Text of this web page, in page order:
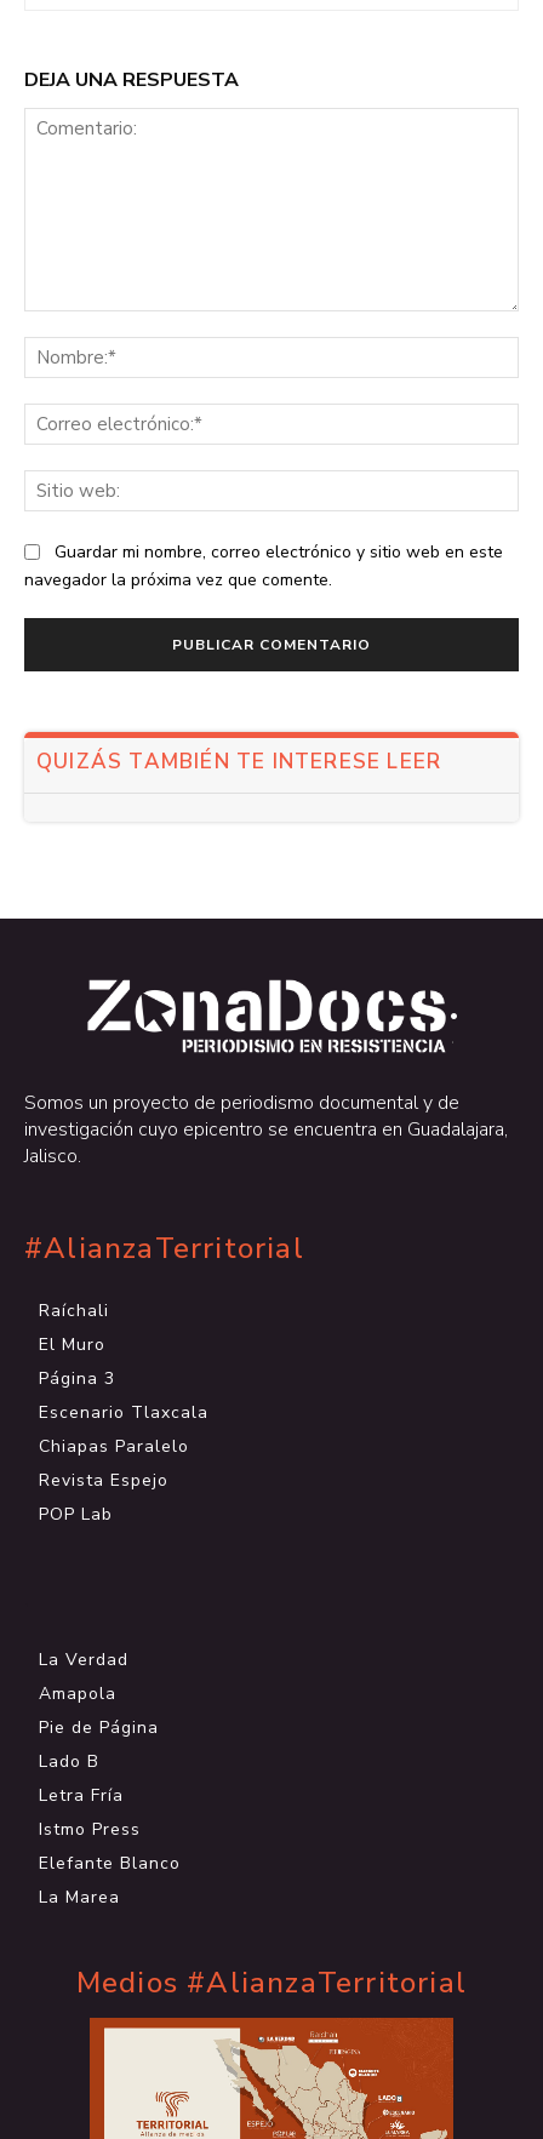
DEJA UNA RESPUESTA
Guardar mi nombre, correo electrónico y sitio web en este
navegador la próxima vez que comente.
QUIZÁS TAMBIÉN TE INTERESE LEER
.
.
Somos un proyecto de periodismo documental y de
investigación cuyo epicentro se encuentra en Guadalajara,
Jalisco.
#AlianzaTerritorial
Raíchali
El Muro
Página 3
Escenario Tlaxcala
Chiapas Paralelo
Revista Espejo
POP Lab
La Verdad
Amapola
Pie de Página
Lado B
Letra Fría
Istmo Press
Elefante Blanco
La Marea
Medios #AlianzaTerritorial